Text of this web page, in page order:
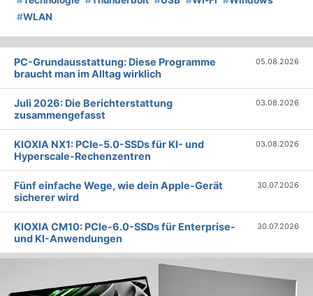
#WLAN
PC-Grundausstattung: Diese Programme
braucht man im Alltag wirklich
05.08.2026
Juli 2026: Die Bericht­erstattung
zusammengefasst
03.08.2026
KIOXIA NX1: PCIe-5.0-SSDs für KI- und
Hyperscale-Rechenzentren
03.08.2026
Fünf einfache Wege, wie dein Apple-Gerät
sicherer wird
30.07.2026
KIOXIA CM10: PCIe-6.0-SSDs für Enterprise-
und KI-Anwendungen
30.07.2026